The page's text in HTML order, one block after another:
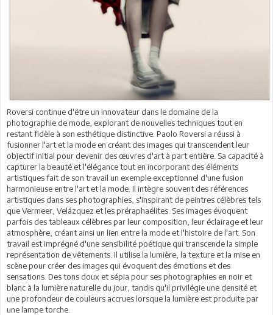
Roversi continue d'être un innovateur dans le domaine de la
photographie de mode, explorant de nouvelles techniques tout en
restant fidèle à son esthétique distinctive. Paolo Roversi a réussi à
fusionner l'art et la mode en créant des images qui transcendent leur
objectif initial pour devenir des œuvres d'art à part entière. Sa capacité à
capturer la beauté et l'élégance tout en incorporant des éléments
artistiques fait de son travail un exemple exceptionnel d'une fusion
harmonieuse entre l'art et la mode. Il intègre souvent des références
artistiques dans ses photographies, s'inspirant de peintres célèbres tels
que Vermeer, Velázquez et les préraphaélites. Ses images évoquent
parfois des tableaux célèbres par leur composition, leur éclairage et leur
atmosphère, créant ainsi un lien entre la mode et l'histoire de l'art. Son
travail est imprégné d'une sensibilité poétique qui transcende la simple
représentation de vêtements. Il utilise la lumière, la texture et la mise en
scène pour créer des images qui évoquent des émotions et des
sensations. Des tons doux et sépia pour ses photographies en noir et
blanc à la lumière naturelle du jour, tandis qu'il privilégie une densité et
une profondeur de couleurs accrues lorsque la lumière est produite par
une lampe torche.